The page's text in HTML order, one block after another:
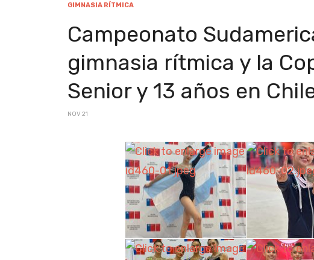
GIMNASIA RÍTMICA
Campeonato
gimnasia rítmica y la
Senior y 13 años en
NOV 21